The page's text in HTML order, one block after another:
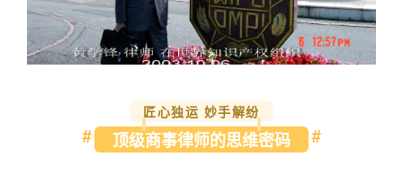
匠心独运 妙手解纷
# 顶级商事律师的思维密码 #